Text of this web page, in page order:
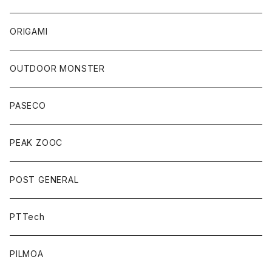
ORIGAMI
OUTDOOR MONSTER
PASECO
PEAK ZOOC
POST GENERAL
PTTech
PILMOA